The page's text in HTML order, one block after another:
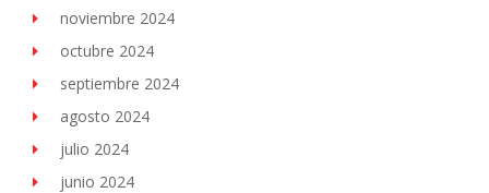
noviembre 2024
octubre 2024
septiembre 2024
agosto 2024
julio 2024
junio 2024